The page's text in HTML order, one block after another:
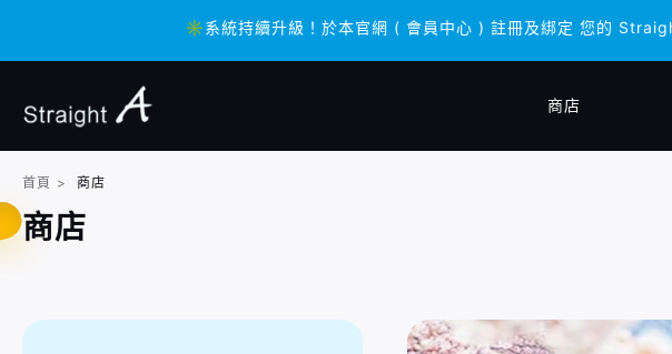
✳️系統持續升級！於本官網 ( 會員中心 ) 註冊及綁定 您的
✳️系統持續升級！於本官網 ( 會員中心 ) 註冊及綁定 您的
商店
首頁 > 商店
商店